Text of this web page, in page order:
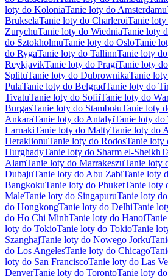
loty do KoloniaTanie loty do Amsterdamu
BrukselaTanie loty do CharleroiTanie loty
ZurychuTanie loty do WiedniaTanie loty
do SztokholmuTanie loty do OsloTanie
do RygaTanie loty do TallinnTanie loty
ReykjavikTanie loty do PragiTanie loty
SplituTanie loty do DubrownikaTanie
PulaTanie loty do BelgradTanie loty do
TivatuTanie loty do SofiiTanie loty do
BurgasTanie loty do StambułuTanie loty
AnkaraTanie loty do AntalyiTanie loty
LarnakiTanie loty do MaltyTanie loty do
HeraklionuTanie loty do RodosTanie loty
HurghadyTanie loty do Sharm el-Sheikh
AlamTanie loty do MarrakeszuTanie loty
DubajuTanie loty do Abu ZabiTanie loty
BangkokuTanie loty do PhuketTanie loty
MaleTanie loty do SingapuruTanie loty
do HongkongTanie loty do DelhiTanie
do Ho Chi MinhTanie loty do Hanoi
loty do TokioTanie loty do TokioTanie
SzanghajTanie loty do Nowego Jorku
do Los AngelesTanie loty do Chicago
loty do San FranciscoTanie loty do Las
DenverTanie loty do TorontoTanie loty